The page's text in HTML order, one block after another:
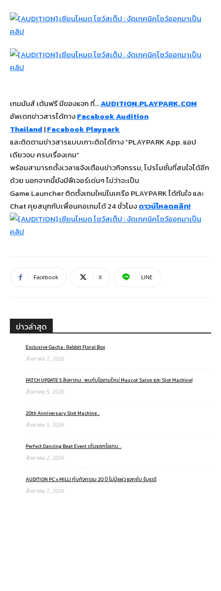
เกมมันส์ เต้นฟรี มีของแจก ที่…AUDITION.PLAYPARK.COM
อัพเดทข่าวสารได้ทางFacebook Audition
Thailand |Facebook Playpark
และติดตามข่าวสารแบบเกาะติดได้ทาง “PLAYPARK App. แอป
เดียวจบ ครบเรื่องเกม”
พร้อมสามารถตั้งเวลาแจ้งเตือนข่าวกิจกรรม, โปรโมชั่นที่สนใจได้อีก
ด้วย นอกจากนี้ยังมีฟีเจอร์เด่นๆ ไม่ว่าจะเป็น
Game Launcher ติดตั้งเกมใหม่ในเครือ PLAYPARK ได้ทันใจ และ
Chat คุยสนุกกับเพื่อนคอเกมได้ 24 ชั่วโมงดาวน์โหลดคลิก!
Facebook X LINE
ข่าวล่าสุด
Exclusive Gacha : Rabbit Floral Box
สิงหาคม 7, 2026
PATCH UPDATE 5 สิงหาคม : พบกับไอเทมใหม่ Mascot Salon และ Slot Machine!
สิงหาคม 5, 2026
20th Anniversary Slot Machine ..
สิงหาคม 5, 2026
Perfect Dancing Beat Event เต้นแลกไอเทม ..
สิงหาคม 2, 2026
AUDITION PC x MILLI กับกิจกรรม 20 ปี ไม่มีแผ่ว แจกยับ รับแรร์
สิงหาคม 1, 2026